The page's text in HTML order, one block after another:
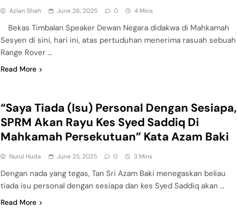
Azlan Shah June 26, 2025 0 4 Mins
Bekas Timbalan Speaker Dewan Negara didakwa di Mahkamah
Sesyen di sini, hari ini, atas pertuduhan menerima rasuah sebuah
Range Rover …
Read More
“Saya Tiada (Isu) Personal Dengan Sesiapa,
SPRM Akan Rayu Kes Syed Saddiq Di
Mahkamah Persekutuan” Kata Azam Baki
Nurul Huda June 25, 2025 0 3 Mins
Dengan nada yang tegas, Tan Sri Azam Baki menegaskan beliau
tiada isu personal dengan sesiapa dan kes Syed Saddiq akan …
Read More